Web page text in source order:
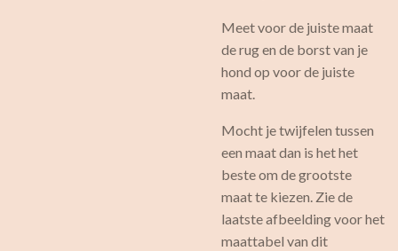
Meet voor de juiste maat
de rug en de borst van je
hond op voor de juiste
maat.
Mocht je twijfelen tussen
een maat dan is het het
beste om de grootste
maat te kiezen. Zie de
laatste afbeelding voor het
maattabel van dit